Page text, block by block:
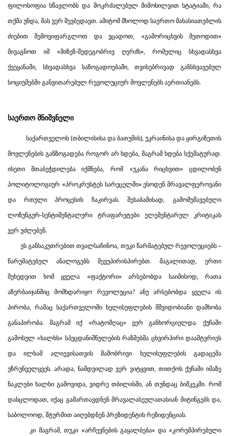
ფილოსოფია სწავლობს და მოკრძალებულ მიმოხილვით სტატიაში, რა
თქმა უნდა, მას ვერ შევბედავთ. ამიტომ მხოლოდ საერთო მახასიათებლის
ძიებით შემოვიფარგლოთ და ვცადოთ, «გამორიცხვის მეთოდით»
მივაგნოთ იმ «მიზეზ-შედეგობრივ ღერძს», რომელიც სხვადასხვა
ქვეყანაში, სხვადასხვა საზოგადოებაში, თვისებრივად განსხვავებულ
სოციუმებში განვითარებულ რევოლუციურ მოვლენებს აერთიანებს.
საერთო მნიშვნელი
საქართველოს (თბილისისა და ბათუმის), უკრაინისა და ყირგიზეთის
მოვლენების განზოგადება როგორ არ ხდება, მაგრამ ხდება სქემატურად.
ისეთი შთაბეჭდილება იქმნება, რომ «უკანა რიცხვით» ცდილობენ
პოლიტოლოგიურ «პროკრუსტეს სარეცელში» ესოდენ მრავალფეროვანი
და რთული პროცესის ჩაკირვას. შესაბამისად, გამომუშავებული
ლოზუნგურ-სენტიმენტალური ტრაფარეტები ელემენტარულ კრიტიკას
ვერ უძლებენ.
ეს განსაკუთრებით თვალსაჩინოა, თუკი წარმატებულ რევოლუციებს –
წარუმატებელ ანალოგებს შევუპირისპირებთ. მაგალითად, ერთი
შეხედვით ხომ ყველა «ფაქტორი» არსებობდა საიმისოდ, რათა
აზერბაიჯანშიც მომხდარიყო რევოლუცია? ანუ არსებობდა ყველა ის
პირობა, რამაც საქართველოში ხელისუფლების მშვიდობიანი დამხობა
განაპირობა. მაგრამ იქ «რატომღაც» ვერ განხორციელდა. ქუჩაში
გამოსულ «ხალხს» სპეცდანიშნულების რაზმებმა ცხვირპირი დაამტვრიეს
და ილხამ ალიევისათვის მამობრივი ხელისუფლების გადაცემა
უზრუნველყვეს. არადა, ნამდვილად ვერ ვიტყვით, თითქოს ქუჩაში იმაზე
ნაკლები ხალხი გამოვიდა, ვიდრე თბილისში, ან თუნდაც ბიშკეკში. რომ
დასცლოდათ, იქაც გამართავდნენ მრავალასეულათასიან მიტინგებს და,
საბოლოოდ, შტურმით აიღებდნენ პრეზიდენტის რეზიდენციას.
კი მაგრამ, თუკი «არჩევნების გაყალბება» და «კორუმპირებული